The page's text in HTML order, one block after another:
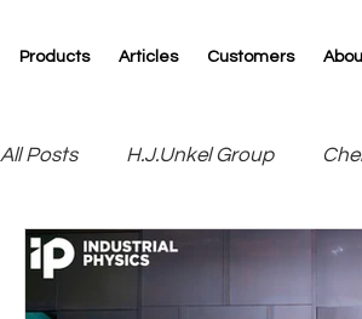
Products Articles Customers
All Posts H.J.Unkel Group
R.D.Specialties